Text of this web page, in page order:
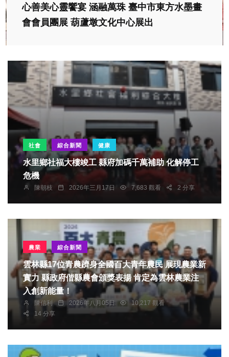
心善美心靈饗宴 涵融萬珠 臺中市東方水墨畫
會會員團展 葫蘆墩文化中心展出
社會 綜合新聞 健康
水里鄉社福大樓竣工 縣府加碼千萬補助 化解停工
危機
陳朝枝 2026年三月17日 7,683 觀看 2 分享
農業 綜合新聞
雲林縣17位青農躋身全國百大青年農民 展現農業新
實力 縣政府偕縣農會頒獎表揚 肯定為雲林農業注
入創新能量！
陳信利 2026年八月05日
10,217 觀看
14 分享